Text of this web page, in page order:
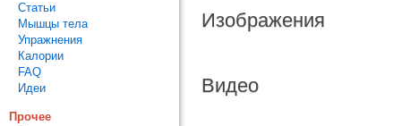
Изображения
Видео
Статьи
Мышцы тела
Упражнения
Калории
FAQ
Идеи
Прочее